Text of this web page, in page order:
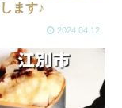
ます♪
2024.04.12